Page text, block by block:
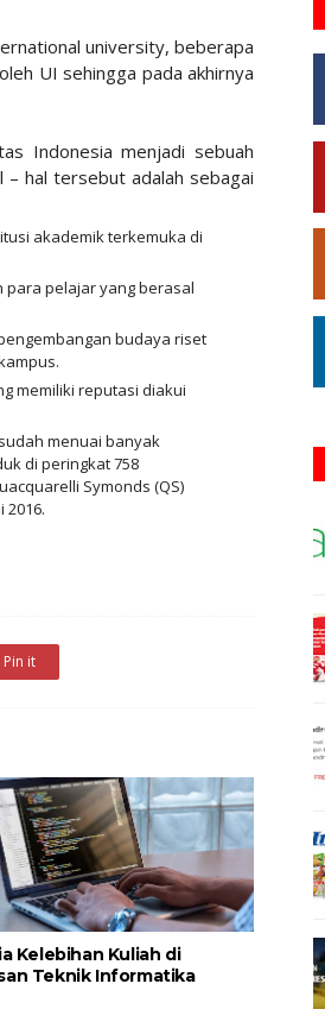
university, beberapa
UI sehingga pada akhirnya
Indonesia menjadi sebuah
– hal tersebut adalah sebagai
akademik terkemuka di
para pelajar yang berasal
budaya riset
memiliki reputasi diakui
menuai banyak
di peringkat 758
Symonds (QS)
2016.
Pin it
Kelebihan Kuliah di
Teknik Informatika